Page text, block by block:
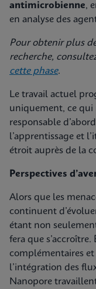
antimicrobienne,
en analyse des
Pour obtenir plus
recherche,
cette phase.
Le travail actuel
uniquement, ce qui
responsable
l’apprentissage et
étroit auprès de la
Perspectives
Alors que les
continuent
étant non
fera que
complémentaires
l’intégration des
Nanopore